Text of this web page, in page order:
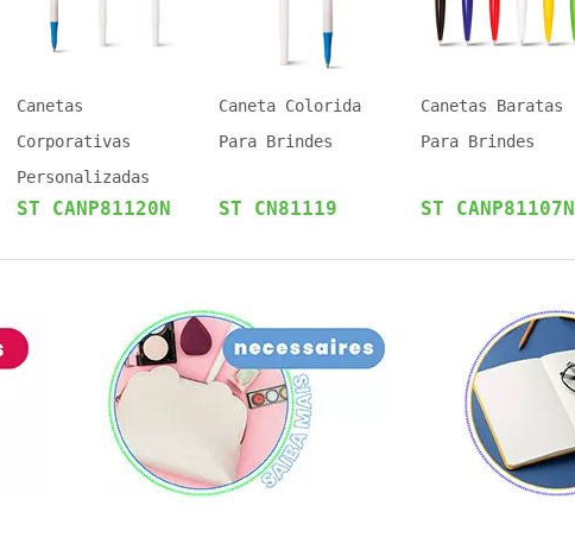
Canetas
Corporativas
Personalizadas
ST CANP81120N
Caneta Colorida
Para Brindes
ST CN81119
Canetas Baratas
Para Brindes
ST CANP81107N